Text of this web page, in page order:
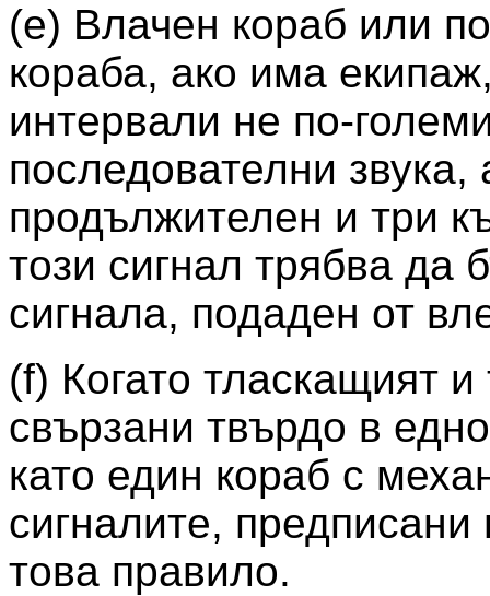
(e) Влачен кораб или
кораба, ако има
интервали не по-
последователни
продължителен и три
този сигнал трябва да
сигнала, подаден от
(f) Когато тласкащият
свързани твърдо в
като един кораб с
сигналите,
това правило.